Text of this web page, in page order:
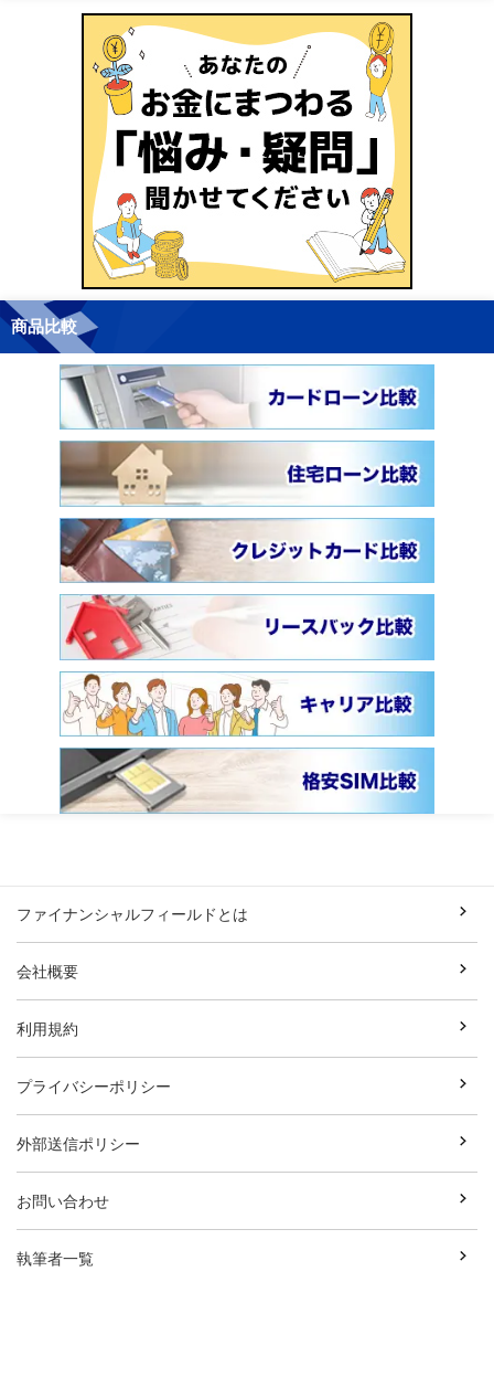
商品比較
ファイナンシャルフィールドとは
会社概要
利用規約
プライバシーポリシー
外部送信ポリシー
お問い合わせ
執筆者一覧